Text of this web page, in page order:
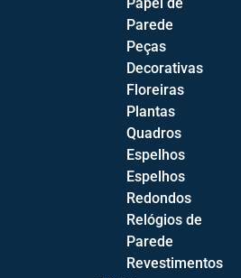
Informação
Dimensões (C x L x A)
Conjunto
Metal,
Apoio ao Cliente
Parede
Peças
Decorativas
Floreiras
Plantas
Quadros
Espelhos
Espelhos
Redondos
Relógios de
Parede
Revestimentos